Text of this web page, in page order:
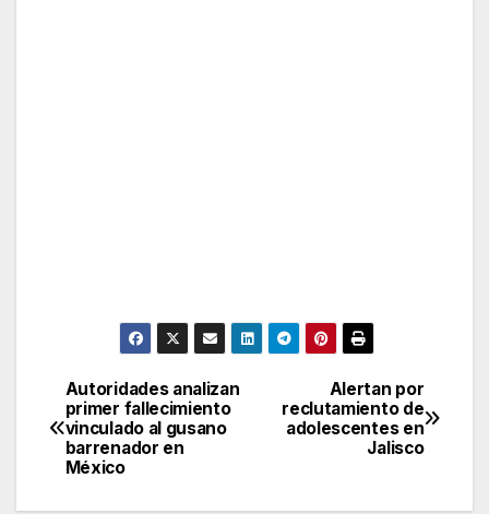
Post
navigation
Alertan por
reclutamiento de
adolescentes en
Jalisco
Autoridades analizan
primer fallecimiento
vinculado al gusano
barrenador en
México